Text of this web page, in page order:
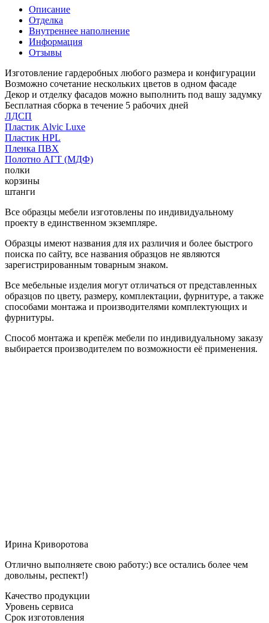
Описание
Отделка
Внутреннее наполнение
Информация
Отзывы
Изготовление гардеробных любого размера и конфигурации
Возможно сочетание нескольких цветов в одном фасаде
Декор и отделку фасадов можно выполнить под вашу задумку
Бесплатная сборка в течение 5 рабочих дней
ЛДСП
Пластик Alvic Luxe
Пластик HPL
Пленка ПВХ
Полотно АГТ (МДФ)
полки
корзины
штанги
Все образцы мебели изготовлены по индивидуальному
проекту в единственном экземпляре.
Образцы имеют названия для их различия и более быстрого
поиска по сайту, все названия образцов не являются
зарегистрированным товарным знаком.
Все мебельные изделия могут отличаться от представленных
образцов по цвету, размеру, комплектации, фурнитуре, а также
способами монтажа и производителями комплектующих и
фурнитуры.
Способ монтажа и крепёж мебели по индивидуальному заказу
выбирается производителем по возможности её применения.
Ирина Криворотова
Отлично выполняете свою работу:) все остались более чем
довольны, респект!)
Качество продукции
Уровень сервиса
Срок изготовления